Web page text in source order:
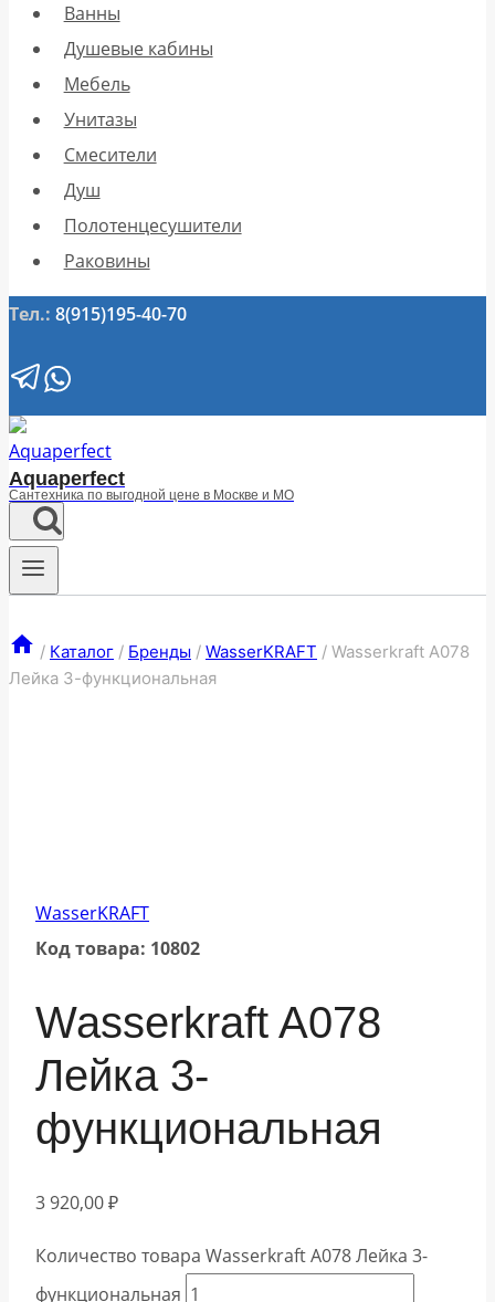
Ванны
Душевые кабины
Мебель
Унитазы
Смесители
Душ
Полотенцесушители
Раковины
Тел.: 8(915)195-40-70
Aquaperfect
Сантехника по выгодной цене в Москве и МО
/ Каталог / Бренды / WasserKRAFT / Wasserkraft A078
Лейка 3-функциональная
WasserKRAFT
Код товара: 10802
Wasserkraft A078
Лейка 3-
функциональная
3 920,00₽
Количество товара Wasserkraft A078 Лейка 3-
функциональная